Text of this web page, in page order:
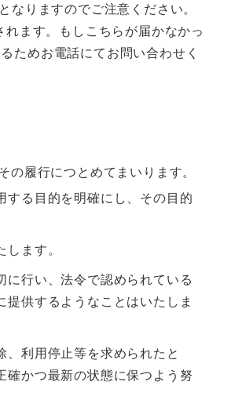
りますのでご注意ください。
ます。もしこちらが届かなかっ
ためお電話にてお問い合わせく
履行につとめてまいります。
する目的を明確にし、その目的
ます。
行い、法令で認められている
供するようなことはいたしま
利用停止等を求められたと
確かつ最新の状態に保つよう努